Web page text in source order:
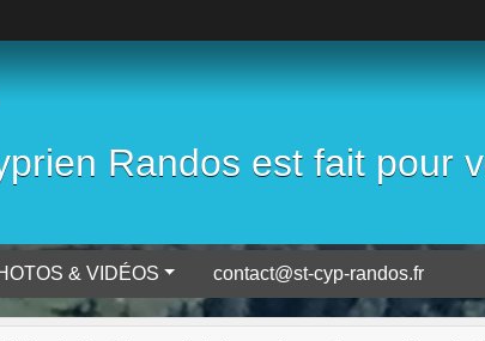
Randos est fait pour
& VIDÉOS contact@st-cyp-randos.fr